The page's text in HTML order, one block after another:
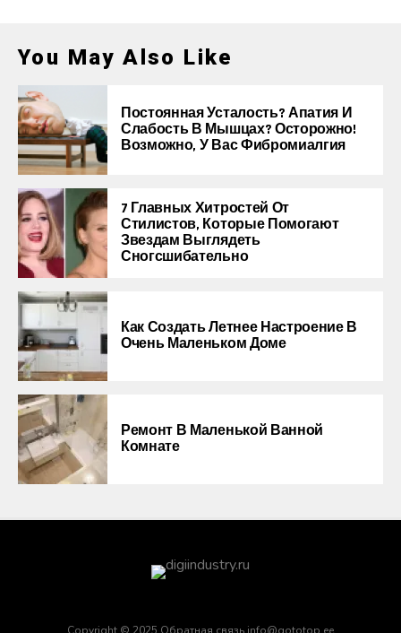
You May Also Like
Постоянная Усталость? Апатия И
Слабость В Мышцах? Осторожно!
Возможно, У Вас Фибромиалгия
7 Главных Хитростей От
Стилистов, Которые Помогают
Звездам Выглядеть
Сногсшибательно
Как Создать Летнее Настроение В
Очень Маленьком Доме
Ремонт В Маленькой Ванной
Комнате